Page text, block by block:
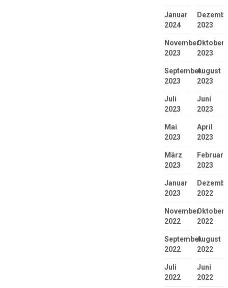
Januar
2024
2023
November
2023
Oktober
2023
September
2023
August
2023
Juli
2023
Juni
2023
Mai
2023
April
2023
März
2023
Februar
2023
Januar
2023
2022
November
2022
Oktober
2022
September
2022
August
2022
Juli
2022
Juni
2022